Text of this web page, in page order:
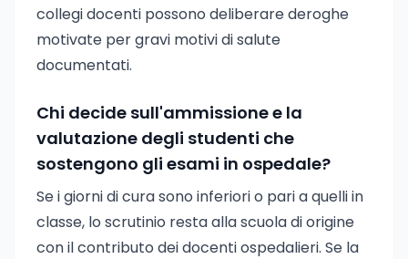
collegi docenti possono deliberare deroghe
motivate per gravi motivi di salute
documentati.
Chi decide sull'ammissione e la
valutazione degli studenti che
sostengono gli esami in ospedale?
Se i giorni di cura sono inferiori o pari a quelli in
classe, lo scrutinio resta alla scuola di origine
con il contributo dei docenti ospedalieri. Se la